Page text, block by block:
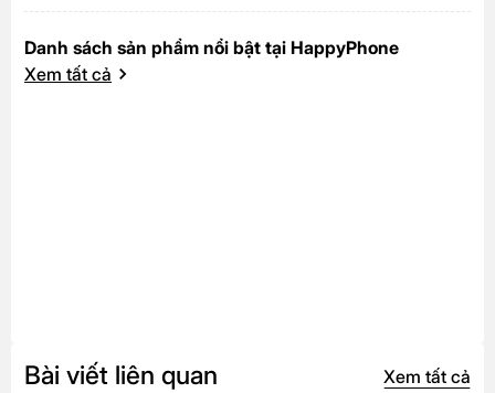
Danh sách sản phẩm nổi bật tại HappyPhone
Xem tất cả
Bài viết liên quan Xem tất cả